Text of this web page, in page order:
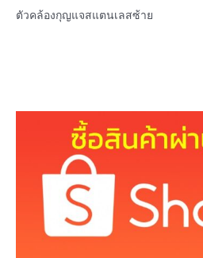
ตัวคล้องกุญแจสแตนเลสซ้าย